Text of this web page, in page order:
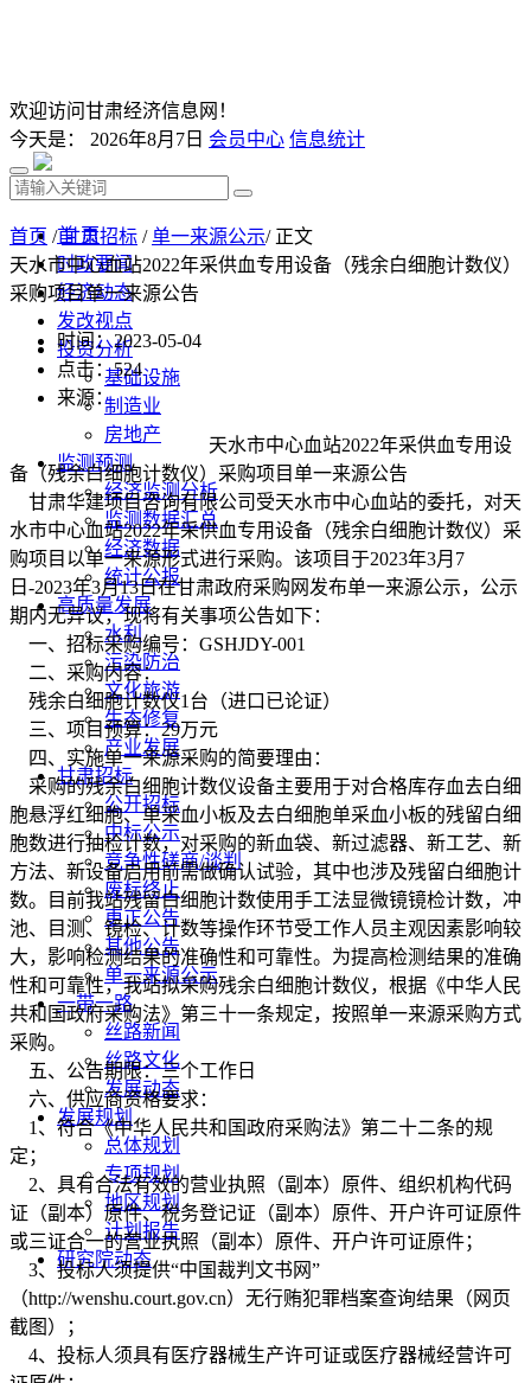
欢迎访问甘肃经济信息网！
今天是： 2026年8月7日 会员中心 信息统计
首 页
时政要闻
经济动态
发改视点
投资分析
基础设施
制造业
房地产
监测预测
经济监测分析
监测数据汇总
经济数据
统计公报
高质量发展
水利
污染防治
文化旅游
生态修复
产业发展
甘肃招标
公开招标
中标公示
竞争性磋商/谈判
废标终止
更正公告
其他公告
单一来源公示
一带一路
丝路新闻
丝路文化
发展动态
发展规划
总体规划
专项规划
地区规划
计划报告
研究院动态
首页 /甘肃招标 /单一来源公示/ 正文
天水市中心血站2022年采供血专用设备（残余白细胞计数仪）
采购项目单一来源公告
时间：2023-05-04
点击：524
来源：
天水市中心血站2022年采供血专用设
备（残余白细胞计数仪）采购项目单一来源公告
甘肃华建项目咨询有限公司受天水市中心血站的委托，对天
水市中心血站2022年采供血专用设备（残余白细胞计数仪）采
购项目以单一来源形式进行采购。该项目于2023年3月7
日-2023年3月13日在甘肃政府采购网发布单一来源公示，公示
期内无异议，现将有关事项公告如下：
一、招标采购编号：GSHJDY-001
二、采购内容：
残余白细胞计数仪1台（进口已论证）
三、项目预算：29万元
四、实施单一来源采购的简要理由：
采购的残余白细胞计数仪设备主要用于对合格库存血去白细
胞悬浮红细胞、单采血小板及去白细胞单采血小板的残留白细
胞数进行抽检计数，对采购的新血袋、新过滤器、新工艺、新
方法、新设备启用前需做确认试验，其中也涉及残留白细胞计
数。目前我站残留白细胞计数使用手工法显微镜镜检计数，冲
池、目测、镜检、计数等操作环节受工作人员主观因素影响较
大，影响检测结果的准确性和可靠性。为提高检测结果的准确
性和可靠性，我站拟采购残余白细胞计数仪，根据《中华人民
共和国政府采购法》第三十一条规定，按照单一来源采购方式
采购。
五、公告期限：三个工作日
六、供应商资格要求：
1、符合《中华人民共和国政府采购法》第二十二条的规
定；
2、具有合法有效的营业执照（副本）原件、组织机构代码
证（副本）原件、税务登记证（副本）原件、开户许可证原件
或三证合一的营业执照（副本）原件、开户许可证原件；
3、投标人须提供“中国裁判文书网”
（http://wenshu.court.gov.cn）无行贿犯罪档案查询结果（网页
截图）；
4、投标人须具有医疗器械生产许可证或医疗器械经营许可